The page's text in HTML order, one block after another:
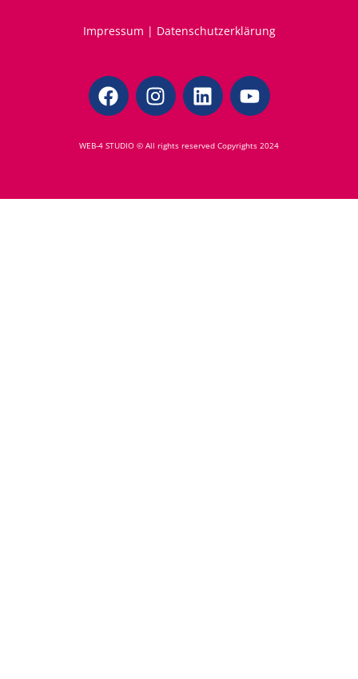
Impressum | Datenschutzerklärung
WEB-4 STUDIO © All rights reserved Copyrights 2024